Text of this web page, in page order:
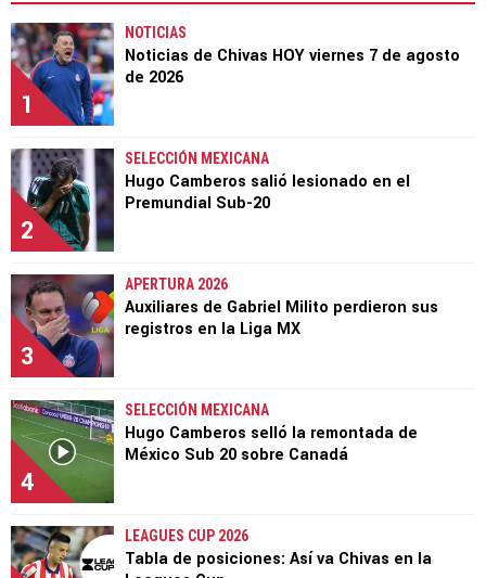
1
NOTICIAS
Noticias de Chivas HOY viernes 7 de agosto
de 2026
2
SELECCIÓN MEXICANA
Hugo Camberos salió lesionado en el
Premundial Sub-20
3
APERTURA 2026
Auxiliares de Gabriel Milito perdieron sus
registros en la Liga MX
4
SELECCIÓN MEXICANA
Hugo Camberos selló la remontada de
México Sub 20 sobre Canadá
LEAGUES CUP 2026
Tabla de posiciones: Así va Chivas en la